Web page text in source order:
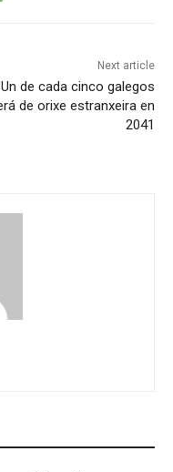
Next article
Un de cada cinco galegos
de orixe estranxeira en
2041